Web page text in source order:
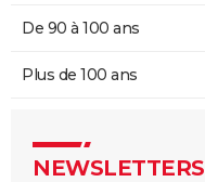
De 90 à 100 ans
Plus de 100 ans
NEWSLETTERS